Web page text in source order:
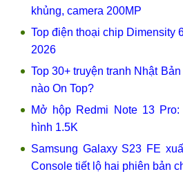
khủng, camera 200MP
Top điện thoại chip Dimensity
2026
Top 30+ truyện tranh Nhật
nào On Top?
Mở hộp Redmi Note 13
hình 1.5K
Samsung Galaxy S23 FE
Console tiết lộ hai phiên bản